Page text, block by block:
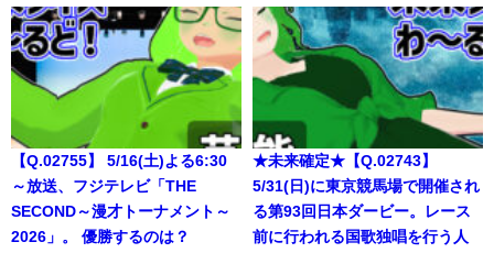
【Q.02755】 5/16(土)よる6:30
～放送、フジテレビ「THE
SECOND～漫才トーナメント～
2026」。 優勝するのは？
★未来確定★【Q.02743】
5/31(日)に東京競馬場で開催され
る第93回日本ダービー。レース
前に行われる国歌独唱を行う人